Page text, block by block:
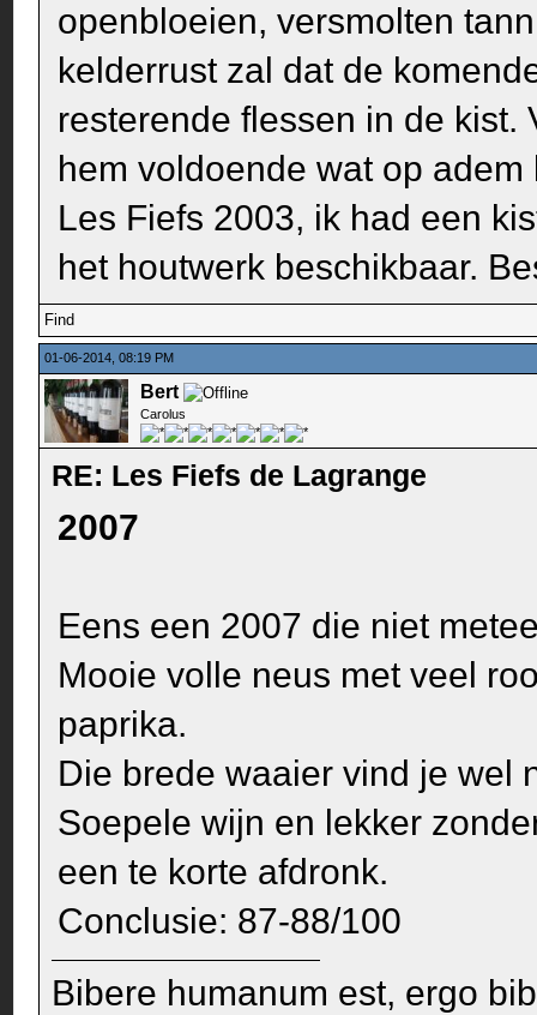
openbloeien, versmolten
kelderrust zal dat de
resterende flessen in de
hem voldoende wat op adem
Les Fiefs 2003, ik had een
het houtwerk beschikbaar.
Find
01-06-2014, 08:19 PM
Bert
Carolus
RE: Les Fiefs de Lagrange
2007
Eens een 2007 die niet
Mooie volle neus met veel
paprika.
Die brede waaier vind je wel
Soepele wijn en lekker
een te korte afdronk.
Conclusie: 87-88/100
Bibere humanum est, ergo